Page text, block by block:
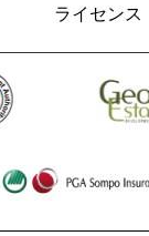
ライセン